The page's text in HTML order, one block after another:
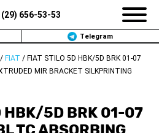
(29) 656-53-53
Telegram
/ FIAT / FIAT STILO 5D HBK/5D BRK 01-07
MIR BRACKET SILKPRINTING
HBK/5D BRK 01-07